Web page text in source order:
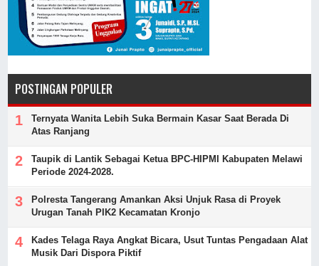
POSTINGAN POPULER
Ternyata Wanita Lebih Suka Bermain Kasar Saat Berada Di
Atas Ranjang
Taupik di Lantik Sebagai Ketua BPC-HIPMI Kabupaten Melawi
Periode 2024-2028.
Polresta Tangerang Amankan Aksi Unjuk Rasa di Proyek
Urugan Tanah PIK2 Kecamatan Kronjo
Kades Telaga Raya Angkat Bicara, Usut Tuntas Pengadaan Alat
Musik Dari Dispora Piktif